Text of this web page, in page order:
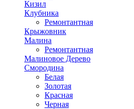
Кизил
Клубника
Ремонтантная
Крыжовник
Малина
Ремонтантная
Малиновое Дерево
Смородина
Белая
Золотая
Красная
Черная